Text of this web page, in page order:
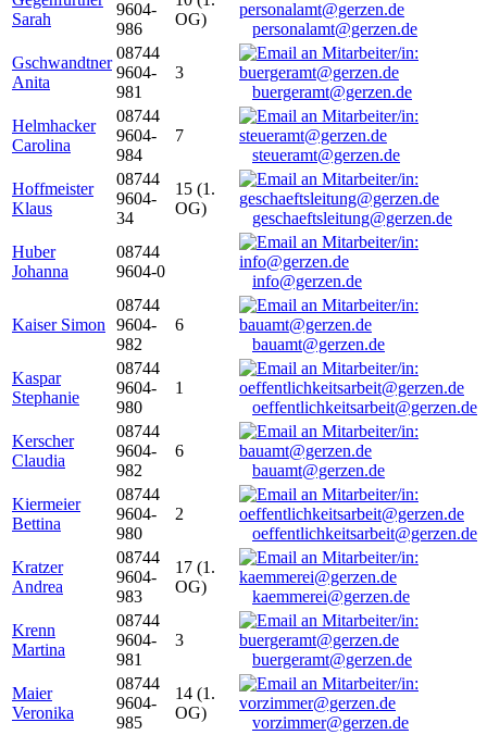
Sarah
9604-
986
OG)
personalamt@gerzen.de
Gschwandtner
Anita
08744
9604-
981
3
buergeramt@gerzen.de
Helmhacker
Carolina
08744
9604-
984
7
steueramt@gerzen.de
Hoffmeister
Klaus
08744
9604-
34
15 (1.
OG)
geschaeftsleitung@gerzen.de
Huber
Johanna
08744
9604-0
info@gerzen.de
Kaiser Simon
08744
9604-
982
6
bauamt@gerzen.de
Kaspar
Stephanie
08744
9604-
980
1
oeffentlichkeitsarbeit@gerzen.de
Kerscher
Claudia
08744
9604-
982
6
bauamt@gerzen.de
Kiermeier
Bettina
08744
9604-
980
2
oeffentlichkeitsarbeit@gerzen.de
Kratzer
Andrea
08744
9604-
983
17 (1.
OG)
kaemmerei@gerzen.de
Krenn
Martina
08744
9604-
981
3
buergeramt@gerzen.de
Maier
Veronika
08744
9604-
985
14 (1.
OG)
vorzimmer@gerzen.de